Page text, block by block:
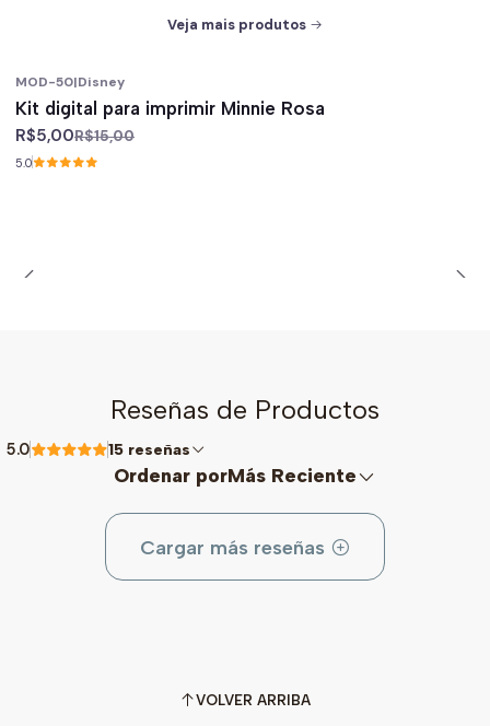
Veja mais produtos
MOD-50|Disney
Kit digital para imprimir Minnie Rosa
R$5,00R$15,00
5.0
Reseñas de Productos
5.0 15 reseñas
Ordenar porMás Reciente
Cargar más reseñas
VOLVER ARRIBA